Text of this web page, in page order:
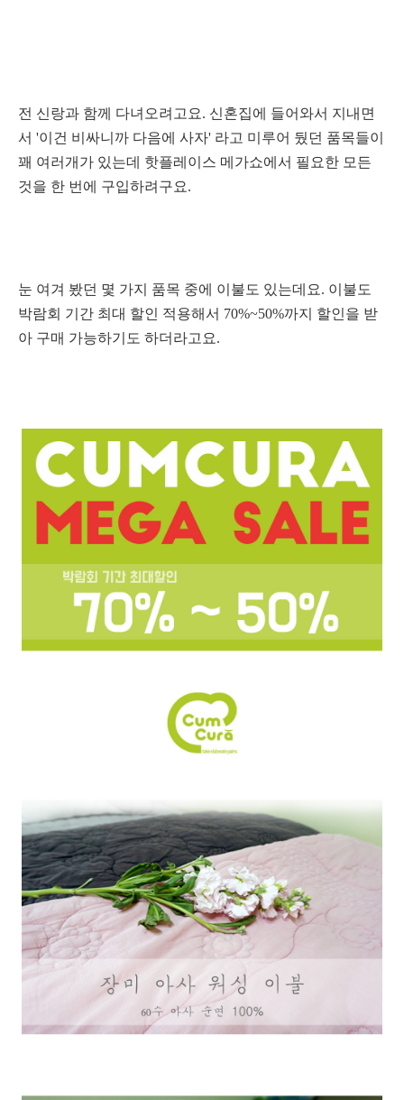
전 신랑과 함께 다녀오려고요. 신혼집에 들어와서 지내면
서 '이건 비싸니까 다음에 사자' 라고 미루어 뒀던 품목들이
꽤 여러개가 있는데 핫플레이스 메가쇼에서 필요한 모든
것을 한 번에 구입하려구요.
눈 여겨 봤던 몇 가지 품목 중에 이불도 있는데요. 이불도
박람회 기간 최대 할인 적용해서 70%~50%까지 할인을 받
아 구매 가능하기도 하더라고요.